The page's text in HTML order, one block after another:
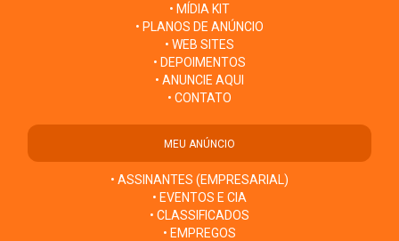
• MÍDIA KIT
• PLANOS DE ANÚNCIO
• WEB SITES
• DEPOIMENTOS
• ANUNCIE AQUI
• CONTATO
MEU ANÚNCIO
• ASSINANTES (EMPRESARIAL)
• EVENTOS E CIA
• CLASSIFICADOS
• EMPREGOS